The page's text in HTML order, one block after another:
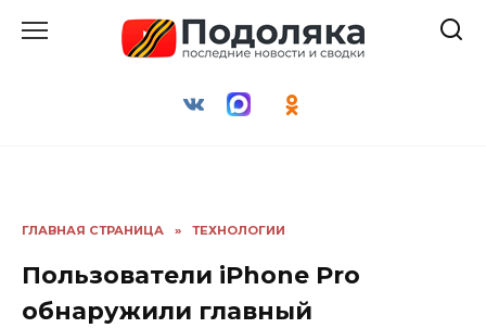
ГЛАВНАЯ СТРАНИЦА » ТЕХНОЛОГИИ
Пользователи iPhone Pro
обнаружили главный